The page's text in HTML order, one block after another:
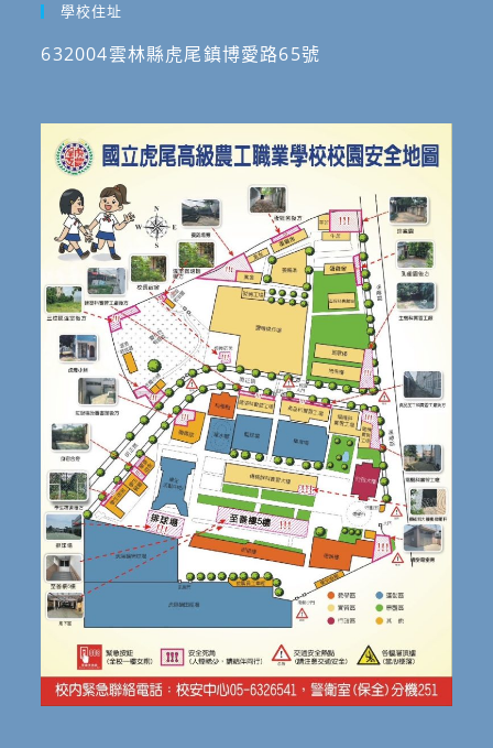
學校住址
632004雲林縣虎尾鎮博愛路65號